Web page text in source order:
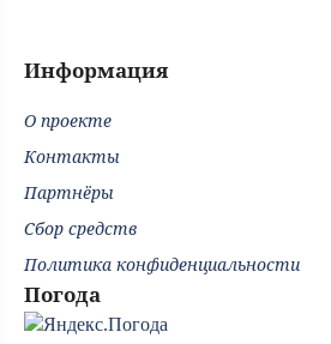
Информация
О проекте
Контакты
Партнёры
Сбор средств
Политика конфиденциальности
Погода